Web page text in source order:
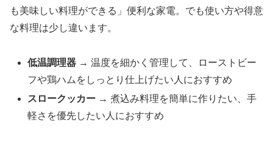
も美味しい料理ができる」便利な家電。でも使い方や得意
な料理は少し違います。
低温調理器 → 温度を細かく管理して、ローストビー
フや鶏ハムをしっとり仕上げたい人におすすめ
スロークッカー → 煮込み料理を簡単に作りたい、手
軽さを優先したい人におすすめ